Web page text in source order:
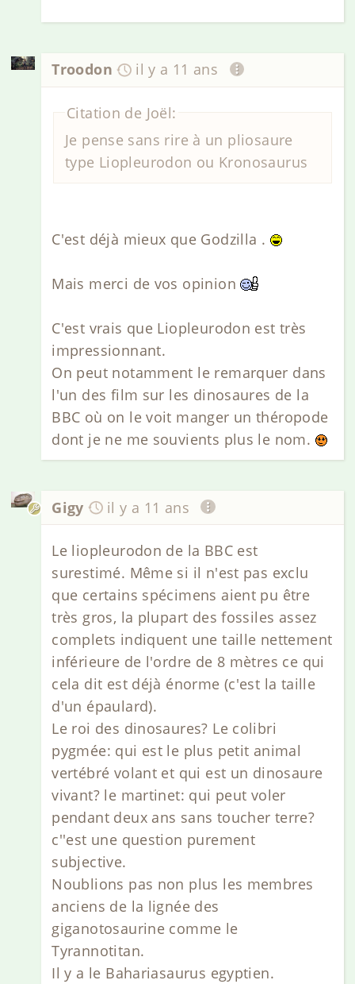
Troodon il y a 11 ans
Citation de Joël:
Je pense sans rire à un pliosaure
type Liopleurodon ou Kronosaurus
C'est déjà mieux que Godzilla .
Mais merci de vos opinion
C'est vrais que Liopleurodon est très
impressionnant.
On peut notamment le remarquer dans
l'un des film sur les dinosaures de la
BBC où on le voit manger un théropode
dont je ne me souvients plus le nom.
Gigy il y a 11 ans
Le liopleurodon de la BBC est
surestimé. Même si il n'est pas exclu
que certains spécimens aient pu être
très gros, la plupart des fossiles assez
complets indiquent une taille nettement
inférieure de l'ordre de 8 mètres ce qui
cela dit est déjà énorme (c'est la taille
d'un épaulard).
Le roi des dinosaures? Le colibri
pygmée: qui est le plus petit animal
vertébré volant et qui est un dinosaure
vivant? le martinet: qui peut voler
pendant deux ans sans toucher terre?
c''est une question purement
subjective.
Noublions pas non plus les membres
anciens de la lignée des
giganotosaurine comme le
Tyrannotitan.
Il y a le Bahariasaurus egyptien.